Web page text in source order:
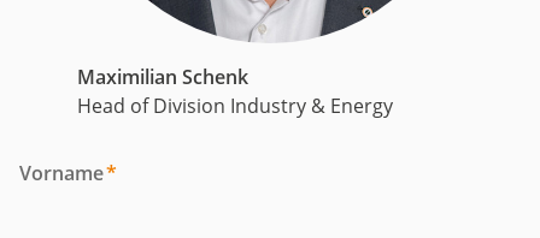
Maximilian Schenk
Head of Division Industry & Energy
Vorname*